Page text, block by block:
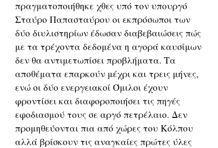
πραγματοποιήθηκε χθες υπό τον υπουργό
Σταύρο Παπασταύρου οι εκπρόσωποι των
δύο διυλιστηρίων έδωσαν διαβεβαιώσεις πώς
με τα τρέχοντα δεδομένα η αγορά καυσίμων
δεν θα αντιμετωπίσει προβλήματα. Τα
αποθέματα επαρκούν μέχρι και τρεις μήνες,
ενώ οι δύο ενεργειακοί Όμιλοι έχουν
φροντίσει και διαφοροποιήσει τις πηγές
εφοδιασμού τους σε αργό πετρέλαιο. Δεν
προμηθεύονται πια από χώρες του Κόλπου
αλλά βρίσκουν τις αναγκαίες πρώτες ύλες